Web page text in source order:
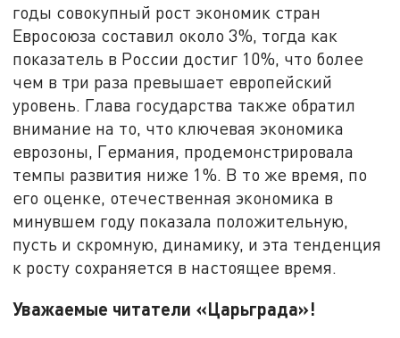
годы совокупный рост экономик стран
Евросоюза составил около 3%, тогда как
показатель в России достиг 10%, что более
чем в три раза превышает европейский
уровень. Глава государства также обратил
внимание на то, что ключевая экономика
еврозоны, Германия, продемонстрировала
темпы развития ниже 1%. В то же время, по
его оценке, отечественная экономика в
минувшем году показала положительную,
пусть и скромную, динамику, и эта тенденция
к росту сохраняется в настоящее время.
Уважаемые читатели «Царьграда»!